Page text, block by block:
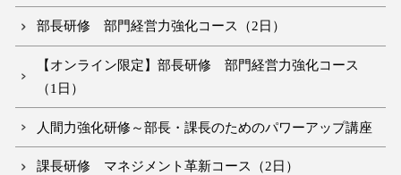
部長研修 部門経営力強化コース（2日）
【オンライン限定】部長研修 部門経営力強化コース
（1日）
人間力強化研修～部長・課長のためのパワーアップ講座
課長研修 マネジメント革新コース（2日）